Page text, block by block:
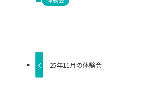
25年11月の体験会